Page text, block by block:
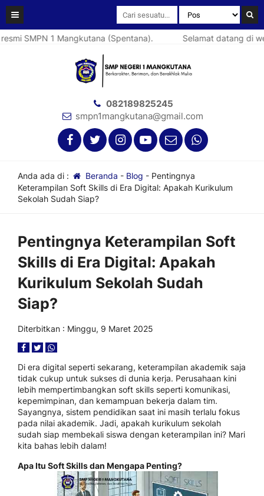
SMPN 1 Mangkutana (Spentana). Selamat datang di
082189825245
smpn1mangkutana@gmail.com
Anda ada di : Beranda - Blog - Pentingnya
Keterampilan Soft Skills di Era Digital: Apakah Kurikulum
Sekolah Sudah Siap?
Pentingnya Keterampilan Soft
Skills di Era Digital: Apakah
Kurikulum Sekolah Sudah
Siap?
Diterbitkan : Minggu, 9 Maret 2025
Di era digital seperti sekarang, keterampilan akademik saja
tidak cukup untuk sukses di dunia kerja. Perusahaan kini
lebih mempertimbangkan soft skills seperti komunikasi,
kepemimpinan, dan kemampuan bekerja dalam tim.
Sayangnya, sistem pendidikan saat ini masih terlalu fokus
pada nilai akademik. Jadi, apakah kurikulum sekolah
sudah siap membekali siswa dengan keterampilan ini? Mari
kita bahas lebih dalam!
Apa Itu Soft Skills dan Mengapa Penting?